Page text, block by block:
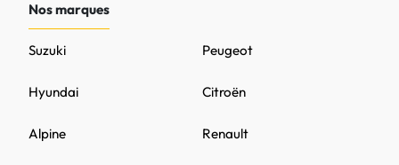
Nos marques
Peugeot
Citroën
Renault
Hyundai
Alpine
Suzuki